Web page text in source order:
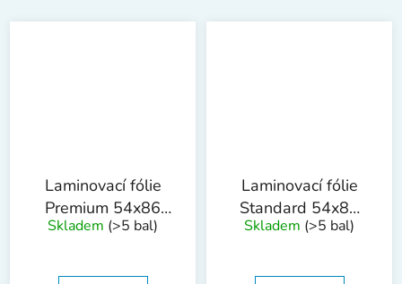
Laminovací fólie
Premium 54x86
mm, 125mic,
Skladem (>5 bal)
Laminovací fólie
Standard 54x86
mm, 150mic,
Skladem (>5 bal)